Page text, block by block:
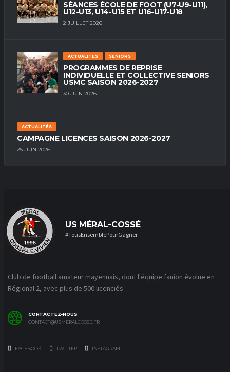
SÉANCES ÉCOLE DE FOOT (U7-U9-U11),
U12-U13, U14-U15 ET U16-U17-U18
2 JUILLET 2026
ACTUALITÉS SENIORS
PROGRAMMES DE REPRISE
INDIVIDUELLE ET COLLECTIVE SENIORS
USMC SAISON 2026-2027
30 JUIN 2026
ACTUALITÉS
CAMPAGNE LICENCES SAISON 2026-2027
25 JUIN 2026
US MÉRAL-COSSÉ
#TousEnsemblePourGagner
Club de football amateur mayennais, dont l'équipe fanion évolue en
Régional 2, avec plus de 500 licenciés.
CONTACTEZ-NOUS
CONTACT@USMERALCOSSE.FR
FACEBOOK TWITTER INSTAGRAM